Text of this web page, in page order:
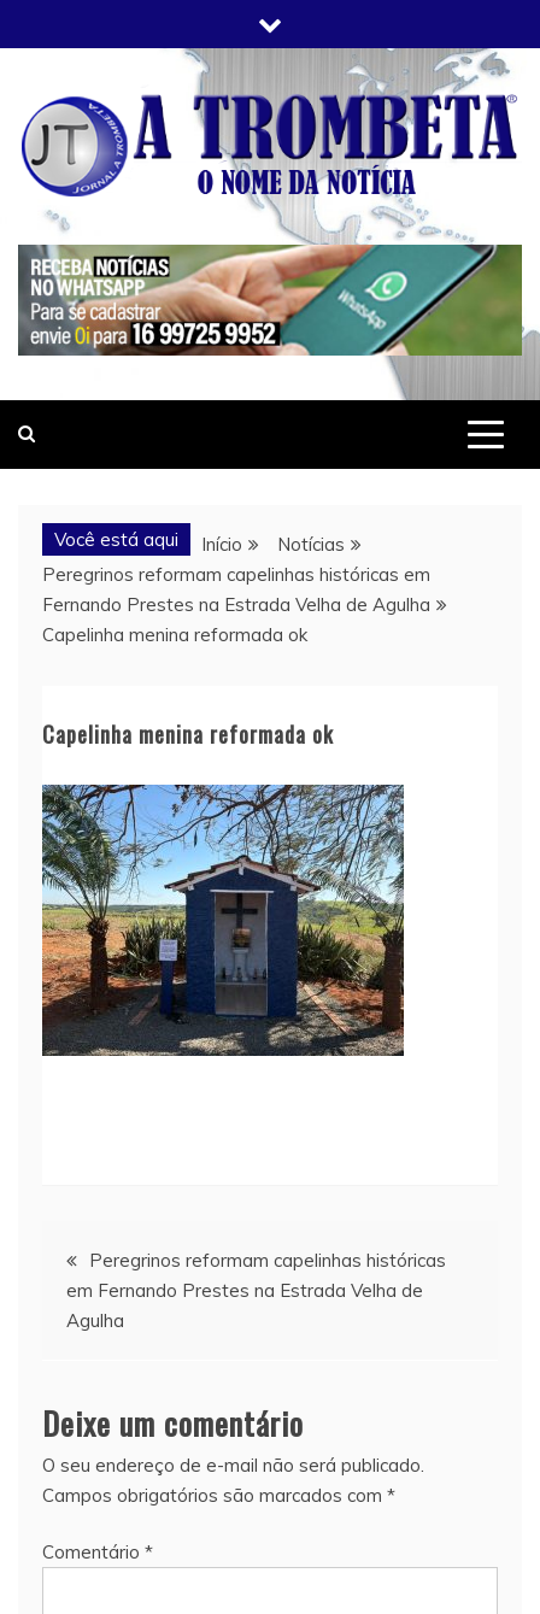
to
JORNAL A TROMBETA
O Nome da Notícia
Você está aqui Início
Notícias
Peregrinos reformam capelinhas históricas em
Fernando Prestes na Estrada Velha de Agulha
Capelinha menina reformada ok
Capelinha menina reformada ok
Navegação
de
Peregrinos reformam capelinhas históricas
em Fernando Prestes na Estrada Velha de
Agulha
Deixe um comentário
O seu endereço de e-mail não será publicado.
Campos obrigatórios são marcados com *
Comentário *